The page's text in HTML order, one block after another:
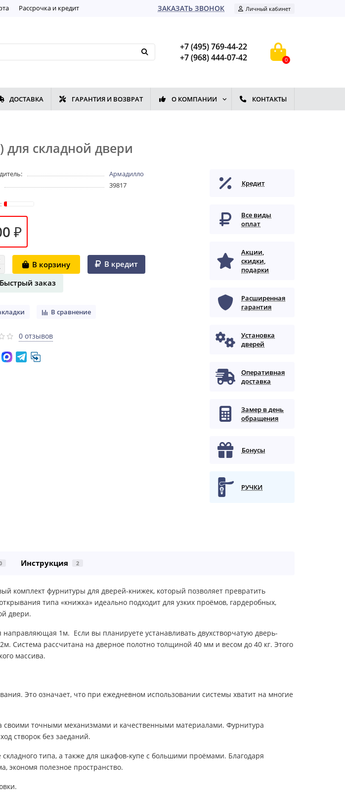
Рассрочка и кредит ЗАКАЗАТЬ ЗВОНОК Личный кабинет
+7 (495) 769-44-22
+7 (968) 444-07-42
0
ДОСТАВКА ГАРАНТИЯ И ВОЗВРАТ О КОМПАНИИ КОНТАКТЫ
для складной двери
Армадилло
39817
₽
В корзину
В кредит
Быстрый заказ
В сравнение
0 отзывов
Кредит
Все виды
оплат
Акции,
скидки,
подарки
Расширенная
гарантия
Установка
дверей
Оперативная
доставка
Замер в день
обращения
Бонусы
РУЧКИ
Инструкция 2
комплект фурнитуры для дверей-книжек, который позволяет превратить
типа «книжка» идеально подходит для узких проёмов, гардеробных,
двери.
направляющая 1м. Если вы планируете устанавливать двухстворчатую дверь-
Система рассчитана на дверное полотно толщиной 40 мм и весом до 40 кг. Этого
массива.
Это означает, что при ежедневном использовании системы хватит на многие
своими точными механизмами и качественными материалами. Фурнитура
створок без заеданий.
типа, а также для шкафов-купе с большими проёмами. Благодаря
экономя полезное пространство.